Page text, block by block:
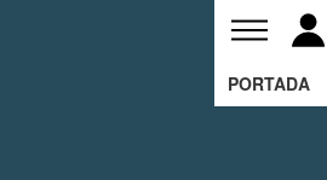
PORTADA